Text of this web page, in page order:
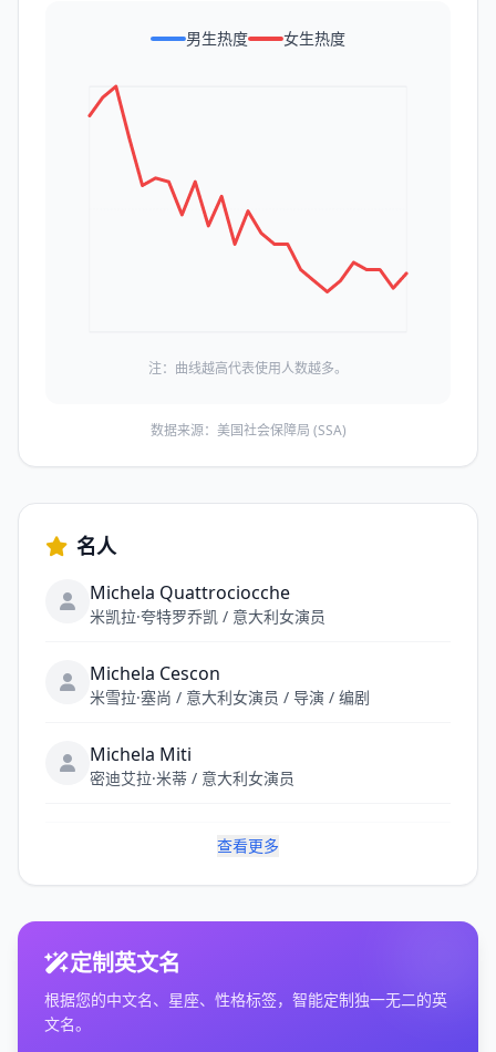
男生热度 女生热度
注：曲线越高代表使用人数越多。
数据来源：美国社会保障局 (SSA)
名人
Michela Quattrociocche
米凯拉·夸特罗乔凯 / 意大利女演员
Michela Cescon
米雪拉·塞尚 / 意大利女演员 / 导演 / 编剧
Michela Miti
密迪艾拉·米蒂 / 意大利女演员
查看更多
定制英文名
根据您的中文名、星座、性格标签，智能定制独一无二的英
文名。